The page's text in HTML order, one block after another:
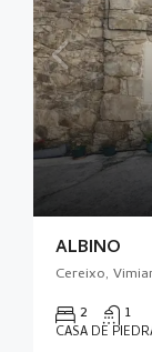
ALBINO
2 1
CASA DE